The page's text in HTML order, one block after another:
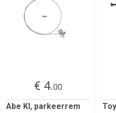
€ 4.00
Abe Kl, parkeerrem